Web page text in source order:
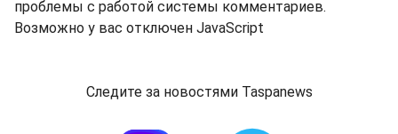
проблемы с работой системы комментариев.
Возможно у вас отключен JavaScript
Следите за новостями Taspanews